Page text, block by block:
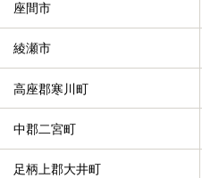
座間市
綾瀬市
高座郡寒川町
中郡二宮町
足柄上郡大井町